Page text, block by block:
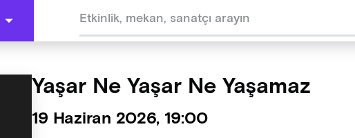
Yaşar Ne Yaşar Ne Yaşamaz
19 Haziran 2026, 19:00